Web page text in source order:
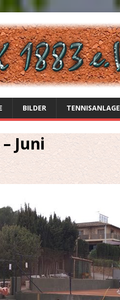
BILDER TENNISANLAGE
Juni